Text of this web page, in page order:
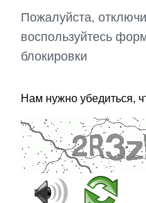
Пожалуйста,
воспользуйтесь
блокировки
Нам нужно убедиться,